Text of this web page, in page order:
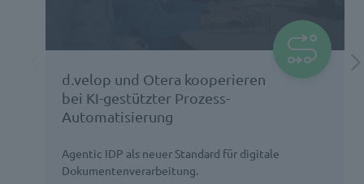
d.velop und Otera kooperieren
bei KI-gestützter Prozess-
Automatisierung
Agentic IDP als neuer Standard für digitale
Dokumentenverarbeitung.